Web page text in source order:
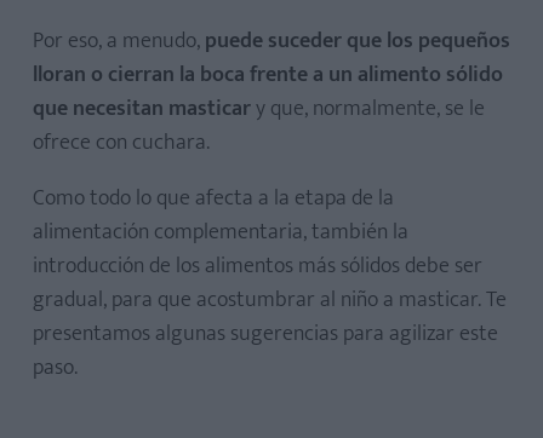
Por eso, a menudo,puede suceder que los pequeños
lloran o cierran la boca frente a un alimento sólido
que necesitan masticary que, normalmente, se le
ofrece con cuchara.
Como todo lo que afecta a la etapa de la
alimentación complementaria, también la
introducción de los alimentos más sólidos debe ser
gradual, para que acostumbrar al niño a masticar. Te
presentamos algunas sugerencias para agilizar este
paso.